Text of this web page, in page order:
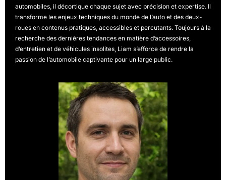
automobiles, il décortique chaque sujet avec précision et expertise. Il
transforme les enjeux techniques du monde de l’auto et des deux-
roues en contenus pratiques, accessibles et percutants. Toujours à la
recherche des dernières tendances en matière d’accessoires,
d’entretien et de véhicules insolites, Liam s’efforce de rendre la
passion de l’automobile captivante pour un large public.